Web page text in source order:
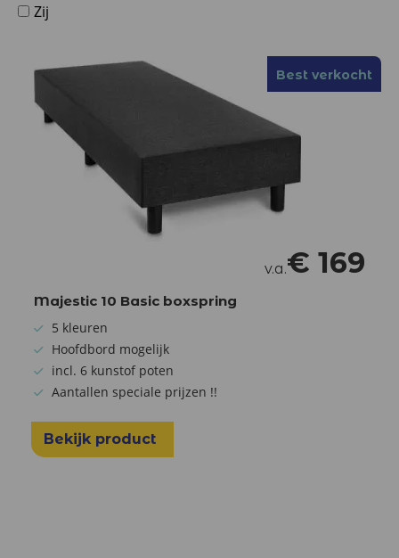
Zij
Best verkocht
v.a.€ 169
Majestic 10 Basic boxspring
5 kleuren
Hoofdbord mogelijk
incl. 6 kunstof poten
Aantallen speciale prijzen !!
Bekijk product